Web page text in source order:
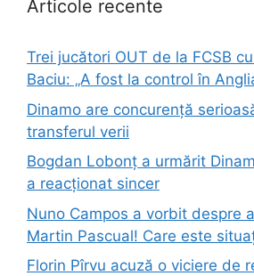
Articole recente
Trei jucători OUT de la FCSB
Baciu: „A fost la control în
Dinamo are concurență
transferul verii
Bogdan Lobonț a urmărit
a reacționat sincer
Nuno Campos a vorbit despre
Martin Pascual! Care este
Florin Pîrvu acuză o viciere de